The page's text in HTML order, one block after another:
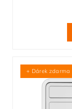
+ Dárek zdarma